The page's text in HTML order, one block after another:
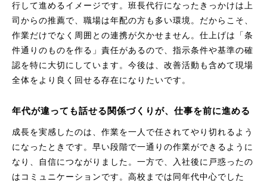
行して進めるイメージです。班長代行になったきっかけは上
司からの推薦で、職場は年配の方も多い環境。だからこそ、
作業だけでなく周囲との連携が欠かせません。仕上げは「条
件通りのものを作る」責任があるので、指示条件や基準の確
認を特に大切にしています。今後は、改善活動も含めて現場
全体をより良く回せる存在になりたいです。
年代が違っても話せる関係づくりが、仕事を前に進める
成長を実感したのは、作業を一人で任されてやり切れるよう
になったときです。早い段階で一通りの作業ができるように
なり、自信につながりました。一方で、入社後に戸惑ったの
はコミュニケーションです。高校までは同年代中心でした